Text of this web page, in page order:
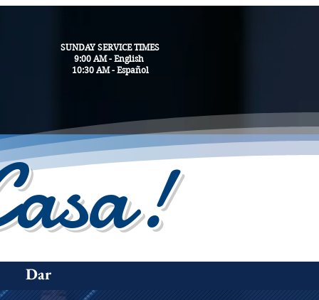
SUNDAY SERVICE TIMES
9:00 AM - English
10:30 AM - Español
Dar